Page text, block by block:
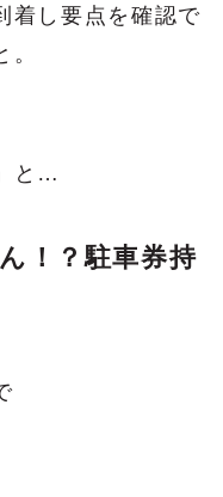
着し要点を確認で
と…
！？駐車券持